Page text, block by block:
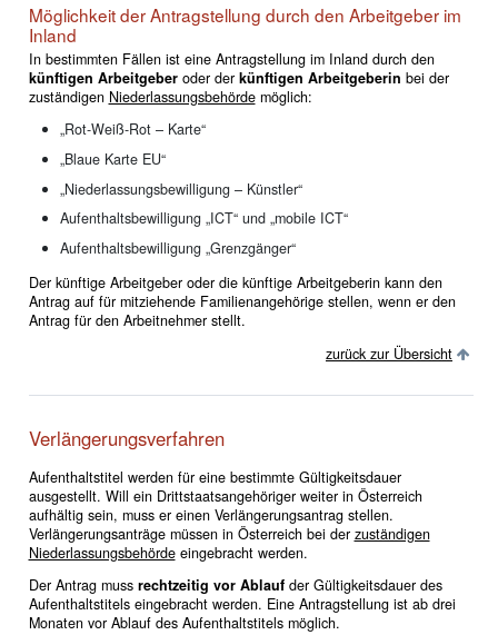
Möglichkeit der Antragstellung durch den Arbeitgeber im
Inland
In bestimmten Fällen ist eine Antragstellung im Inland durch den
künftigen Arbeitgeberoder der künftigen Arbeitgeberin bei der
zuständigen Niederlassungsbehördemöglich:
„Rot-Weiß-Rot – Karte“
„Blaue Karte EU“
„Niederlassungsbewilligung – Künstler“
Aufenthaltsbewilligung „ICT“ und „mobile ICT“
Aufenthaltsbewilligung „Grenzgänger“
Der künftige Arbeitgeber oder die künftige Arbeitgeberin kann den
Antrag auf für mitziehende Familienangehörige stellen, wenn er den
Antrag für den Arbeitnehmer stellt.
zurück zur Übersicht
Verlängerungsverfahren
Aufenthaltstitel werden für eine bestimmte Gültigkeitsdauer
ausgestellt. Will ein Drittstaatsangehöriger weiter in Österreich
aufhältig sein, muss er einen Verlängerungsantrag stellen.
Verlängerungsanträge müssen in Österreich bei der zuständigen
Niederlassungsbehördeeingebracht werden.
Der Antrag muss rechtzeitig vor Ablaufder Gültigkeitsdauer des
Aufenthaltstitels eingebracht werden. Eine Antragstellung ist ab drei
Monaten vor Ablauf des Aufenthaltstitels möglich.